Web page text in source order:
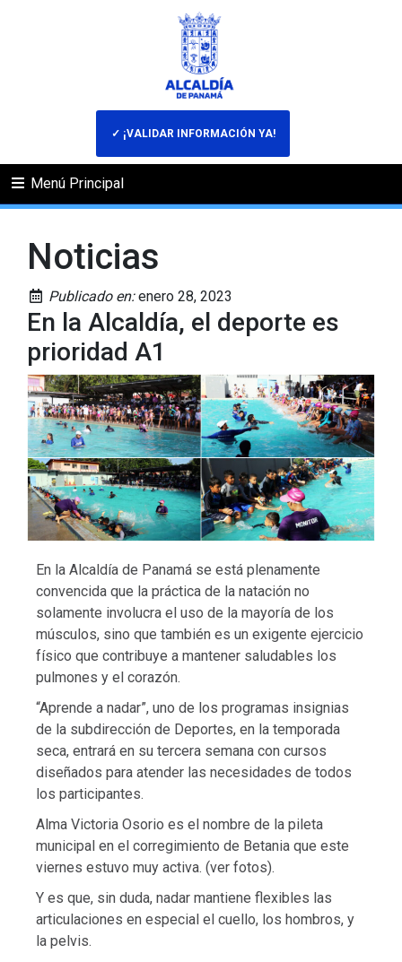
✓ ¡VALIDAR INFORMACIÓN YA!
Menú Principal
Noticias
Publicado en:enero 28, 2023
En la Alcaldía, el deporte es
prioridad A1
En la Alcaldía de Panamá se está plenamente
convencida que la práctica de la natación no
solamente involucra el uso de la mayoría de los
músculos, sino que también es un exigente ejercicio
físico que contribuye a mantener saludables los
pulmones y el corazón.
“Aprende a nadar”, uno de los programas insignias
de la subdirección de Deportes, en la temporada
seca, entrará en su tercera semana con cursos
diseñados para atender las necesidades de todos
los participantes.
Alma Victoria Osorio es el nombre de la pileta
municipal en el corregimiento de Betania que este
viernes estuvo muy activa. (ver fotos).
Y es que, sin duda, nadar mantiene flexibles las
articulaciones en especial el cuello, los hombros, y
la pelvis.